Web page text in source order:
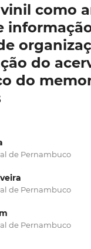
como
do
do
de Pernambuco
de Pernambuco
de Pernambuco